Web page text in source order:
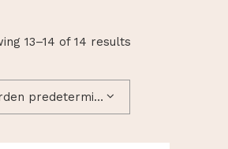
13–14 of 14 results
Orden predeterminado